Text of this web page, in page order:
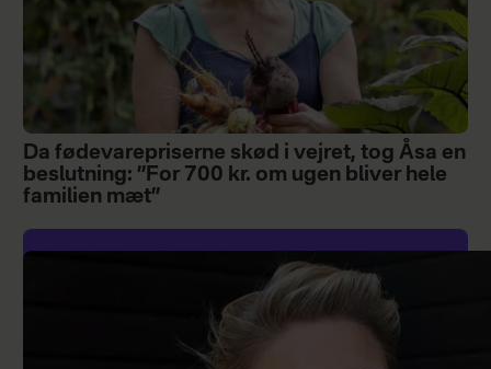
Da fødevarepriserne skød i vejret, tog Åsa en
beslutning: ”For 700 kr. om ugen bliver hele
familien mæt”